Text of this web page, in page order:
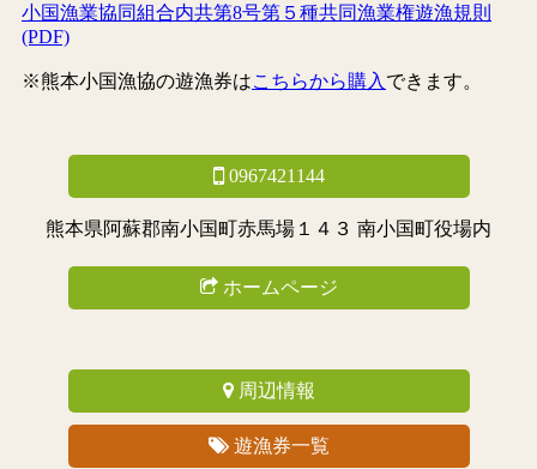
小国漁業協同組合内共第8号第５種共同漁業権遊漁規則
(PDF)
※熊本小国漁協の遊漁券はこちらから購入 できます。
0967421144
熊本県阿蘇郡南小国町赤馬場１４３ 南小国町役場内
ホームページ
周辺情報
遊漁券一覧